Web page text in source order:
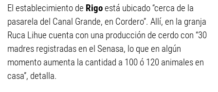
El establecimiento de Rigoestá ubicado “cerca de la
pasarela del Canal Grande, en Cordero”. Allí, en la granja
Ruca Lihue cuenta con una producción de cerdo con “30
madres registradas en el Senasa, lo que en algún
momento aumenta la cantidad a 100 ó 120 animales en
casa”, detalla.